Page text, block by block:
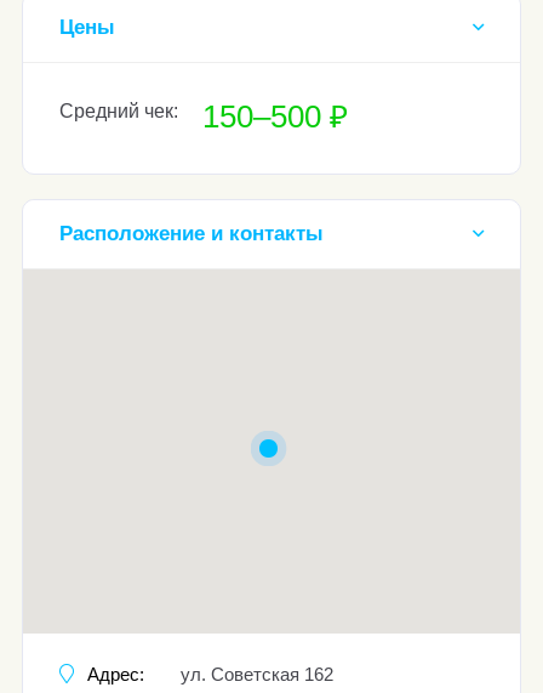
Цены
Средний чек: 150–500 ₽
Расположение и контакты
Адрес: ул. Советская 162